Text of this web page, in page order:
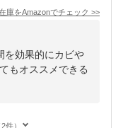
庫をAmazonでチェック >>
を効果的にカビや
もオススメできる
件）